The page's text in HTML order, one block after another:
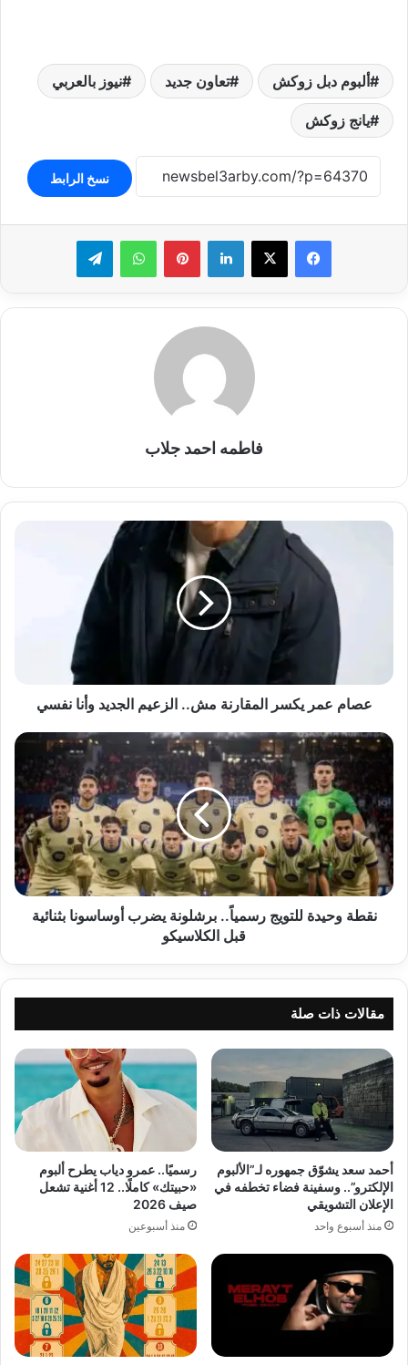
ألبوم دبل زوكش تعاون جديد نيوز بالعربي
يانج زوكش
نسخ الرابط
لينكدإن بينتيريستواتساب تيلقرام
فاطمه احمد جلاب
عصام
نفسي
عصام عمر يكسر المقارنة مش.. الزعيم الجديد وأنا نفسي
نقطة
رسمياً..
برشلونة
يضرب
أوساسونا
بثنائية
قبل
الكلاسيكو
نقطة وحيدة للتويج رسمياً.. برشلونة يضرب أوساسونا بثنائية
قبل الكلاسيكو
مقالات ذات صلة
أحمد سعد يشوّق جمهوره لـ”الألبوم
الإلكترو”.. وسفينة فضاء تخطفه في
الإعلان التشويقي
منذ أسبوع واحد
رسميًا.. عمرو دياب يطرح ألبوم
«حبيتك» كاملًا.. 12 أغنية تشعل
صيف 2026
منذ أسبوعين